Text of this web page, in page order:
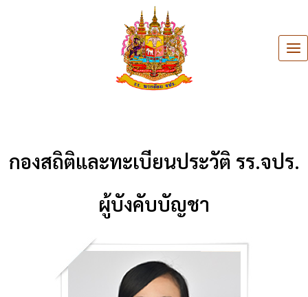
กองสถิติและทะเบียนประวัติ รร.จปร.
ผู้บังคับบัญชา